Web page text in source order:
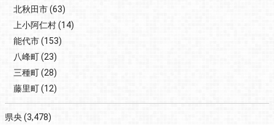
北秋田市(63)
上小阿仁村(14)
能代市(153)
八峰町(23)
三種町(28)
藤里町(12)
県央(3,478)